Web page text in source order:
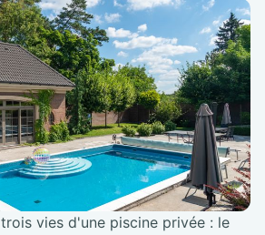
vies d'une piscine privée : le